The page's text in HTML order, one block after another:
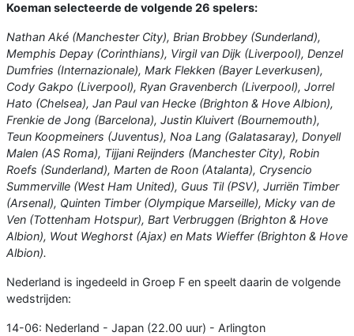
Koeman selecteerde de volgende 26 spelers:
Nathan Aké (Manchester City), Brian Brobbey (Sunderland),
Memphis Depay (Corinthians), Virgil van Dijk (Liverpool), Denzel
Dumfries (Internazionale), Mark Flekken (Bayer Leverkusen),
Cody Gakpo (Liverpool), Ryan Gravenberch (Liverpool), Jorrel
Hato (Chelsea), Jan Paul van Hecke (Brighton & Hove Albion),
Frenkie de Jong (Barcelona), Justin Kluivert (Bournemouth),
Teun Koopmeiners (Juventus), Noa Lang (Galatasaray), Donyell
Malen (AS Roma), Tijjani Reijnders (Manchester City), Robin
Roefs (Sunderland), Marten de Roon (Atalanta), Crysencio
Summerville (West Ham United), Guus Til (PSV), Jurriën Timber
(Arsenal), Quinten Timber (Olympique Marseille), Micky van de
Ven (Tottenham Hotspur), Bart Verbruggen (Brighton & Hove
Albion), Wout Weghorst (Ajax) en Mats Wieffer (Brighton & Hove
Albion).
Nederland is ingedeeld in Groep F en speelt daarin de volgende
wedstrijden:
14-06: Nederland - Japan (22.00 uur) - Arlington